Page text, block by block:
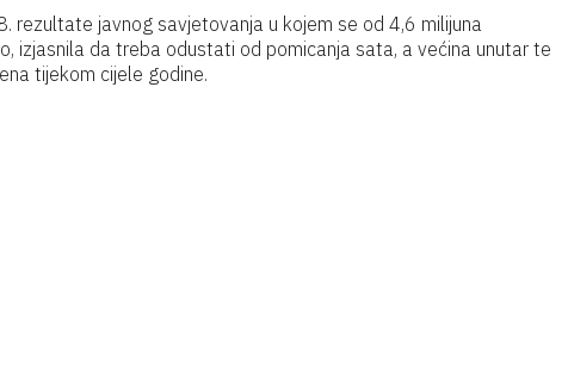
rezultate javnog savjetovanja u kojem se od 4,6 milijuna
izjasnila da treba odustati od pomicanja sata, a većina unutar te
tijekom cijele godine.